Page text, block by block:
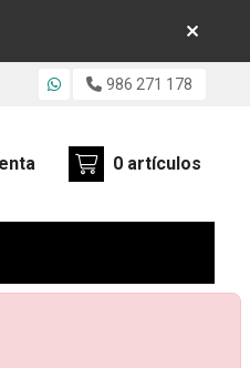
986 271 178
0 artículos